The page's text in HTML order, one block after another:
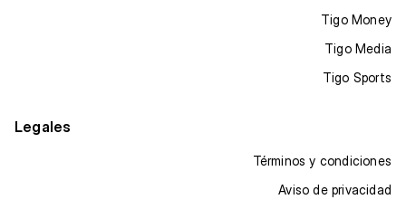
Tigo Money
Tigo Media
Tigo Sports
Legales
Términos y condiciones
Aviso de privacidad